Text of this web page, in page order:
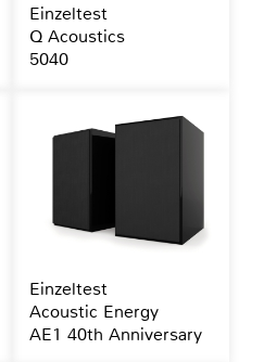
Einzeltest
Q Acoustics
5040
Einzeltest
Acoustic Energy
AE1 40th Anniversary